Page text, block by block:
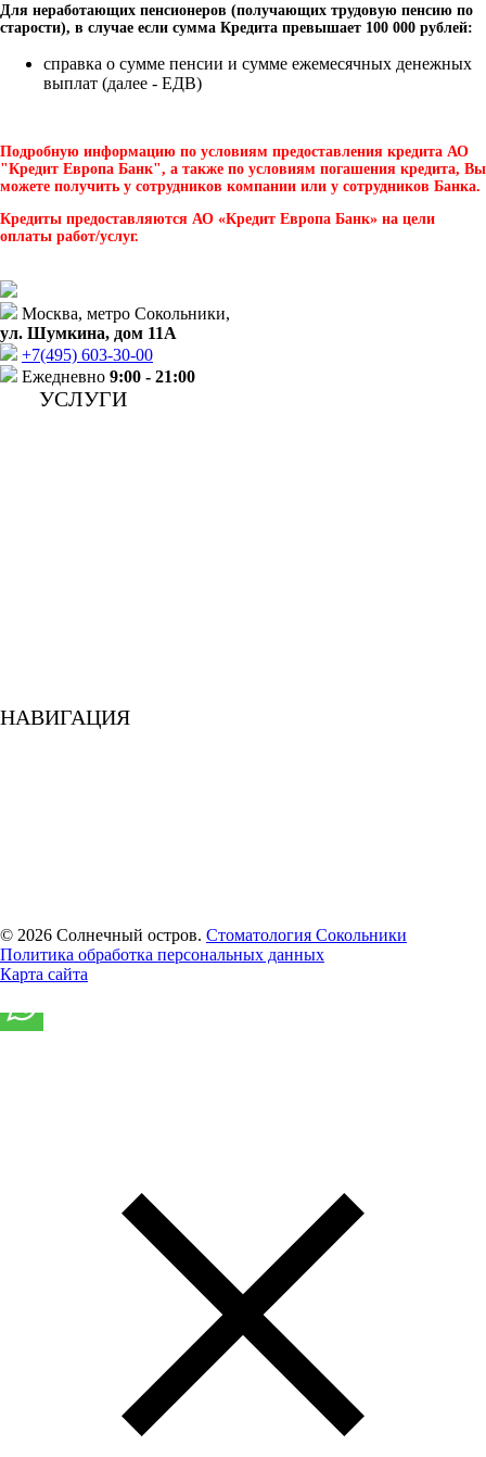
Для неработающих пенсионеров (получающих трудовую пенсию по
старости), в случае если сумма Кредита превышает 100 000 рублей:
справка о сумме пенсии и сумме ежемесячных денежных
выплат (далее - ЕДВ)
Подробную информацию по условиям предоставления кредита АО
"Кредит Европа Банк", а также по условиям погашения кредита, Вы
можете получить у сотрудников компании или у сотрудников Банка.
Кредиты предоставляются АО «Кредит Европа Банк» на цели
оплаты работ/услуг.
Москва, метро Сокольники,
ул. Шумкина, дом 11А
+7(495) 603-30-00
Ежедневно 9:00 - 21:00
УСЛУГИ
НАВИГАЦИЯ
© 2026 Солнечный остров. Стоматология Сокольники
Политика обработка персональных данных
Карта сайта